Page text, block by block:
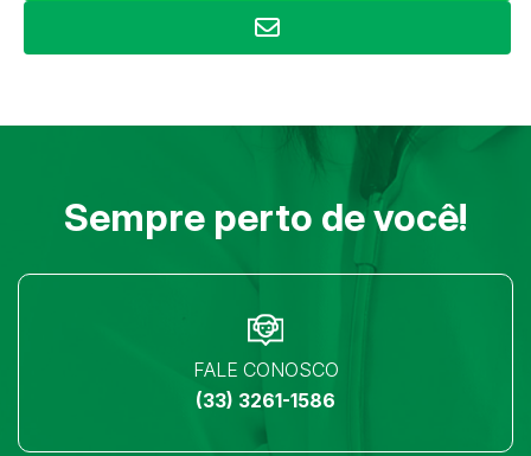
Sempre perto de você!
FALE CONOSCO
(33) 3261-1586